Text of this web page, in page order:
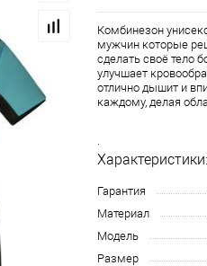
Комбинезон
мужчин которые
сделать своё тело
улучшает
отлично дышит и
каждому, делая
Характеристики:
Гарантия
Материал
Модель
Размер